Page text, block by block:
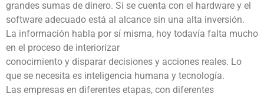
grandes sumas de dinero. Si se cuenta con el hardware y el
software adecuado está al alcance sin una alta inversión.
La información habla por sí misma, hoy todavía falta mucho
en el proceso de interiorizar
conocimiento y disparar decisiones y acciones reales. Lo
que se necesita es inteligencia humana y tecnología.
Las empresas en diferentes etapas, con diferentes